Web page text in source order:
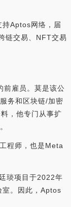
Aptos网络，届
链交易、NFT交易
前雇员。莫是该公
务和区块链/加密
，他专门从事扩
程师，也是Meta
琰项目于2022年
室。因此，Aptos